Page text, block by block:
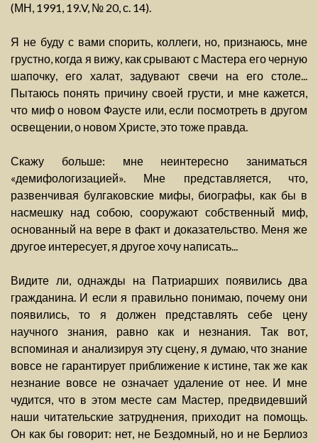
(МН, 1991, 19.V, № 20, с. 14).
Я не буду с вами спорить, коллеги, но, признаюсь, мне
грустно, когда я вижу, как срывают с Мастера его черную
шапочку, его халат, задувают свечи на его столе...
Пытаюсь понять причину своей грусти, и мне кажется,
что миф о новом Фаусте или, если посмотреть в другом
освещении, о новом Христе, это тоже правда.
Скажу больше: мне неинтересно заниматься
«демифологизацией». Мне представляется, что,
развенчивая булгаковские мифы, биографы, как бы в
насмешку над собою, сооружают собственный миф,
основанный на вере в факт и доказательство. Меня же
другое интересует, я другое хочу написать...
Видите ли, однажды на Патриарших появились два
гражданина. И если я правильно понимаю, почему они
появились, то я должен представлять себе цену
научного знания, равно как и незнания. Так вот,
вспоминая и анализируя эту сцену, я думаю, что знание
вовсе не гарантирует приближение к истине, так же как
незнание вовсе не означает удаление от нее. И мне
чудится, что в этом месте сам Мастер, предвидевший
наши читательские затруднения, приходит на помощь.
Он как бы говорит: нет, не Бездомный, но и не Берлиоз